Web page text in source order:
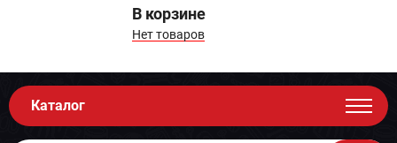
В корзине
Нет товаров
Каталог